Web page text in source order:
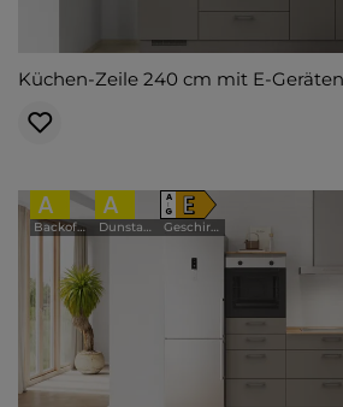
Küchen-Zeile 240 cm mit E-
A
Backofen
A
Dunstabzugshaube
A
↑
G E
Geschirrspüler